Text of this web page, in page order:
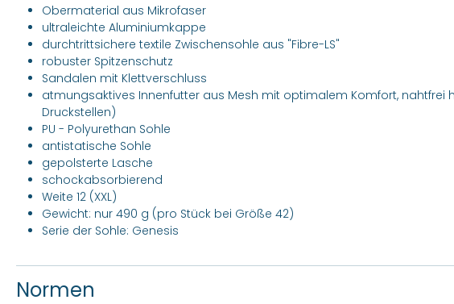
Obermaterial aus Mikrofaser
ultraleichte Aluminiumkappe
durchtrittsichere textile Zwischensohle aus "Fibre-LS"
robuster Spitzenschutz
Sandalen mit Klettverschluss
atmungsaktives Innenfutter aus Mesh mit optimalem Komfort, nahtfrei
Druckstellen)
PU - Polyurethan Sohle
antistatische Sohle
gepolsterte Lasche
schockabsorbierend
Weite 12 (XXL)
Gewicht: nur 490 g (pro Stück bei Größe 42)
Serie der Sohle: Genesis
Normen